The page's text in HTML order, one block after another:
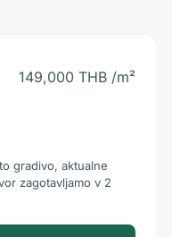
149,000 THB /m²
gradivo, aktualne
zagotavljamo v 2